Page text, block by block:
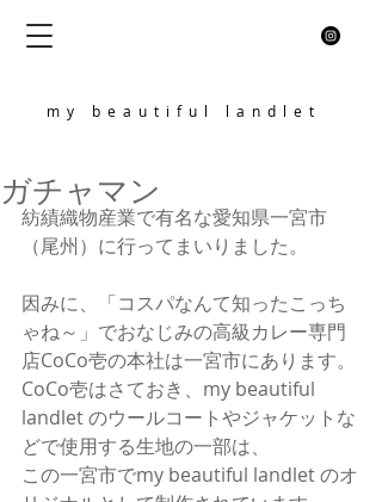
my beautiful landlet
ガチャマン
紡績織物産業で有名な愛知県一宮市
（尾州）に行ってまいりました。
因みに、「コスパなんて知ったこっち
ゃね～」でおなじみの高級カレー専門
店CoCo壱の本社は一宮市にあります。
CoCo壱はさておき、my beautiful
landlet のウールコートやジャケットな
どで使用する生地の一部は、
この一宮市でmy beautiful landlet のオ